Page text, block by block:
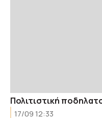
Πολιτιστική
17/09 12:33